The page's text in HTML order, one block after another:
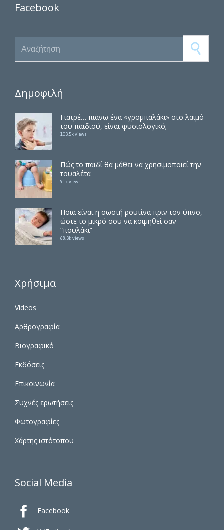
Facebook
Search for:
Δημοφιλή
Γιατρέ… πιάνω ένα «γρομπαλάκι» στο λαιμό
του παιδιού, είναι φυσιολογικό;
103.5k views
Πώς το παιδί θα μάθει να χρησιμοποιεί την
τουαλέτα
91k views
Ποια είναι η σωστή ρουτίνα πριν τον ύπνο,
ώστε το μικρό σου να κοιμηθεί σαν
“πουλάκι”
68.3k views
Χρήσιμα
Videos
Αρθρογραφία
Βιογραφικό
Εκδόσεις
Επικοινωνία
Συχνές ερωτήσεις
Φωτογραφίες
Χάρτης ιστότοπου
Social Media
 Facebook